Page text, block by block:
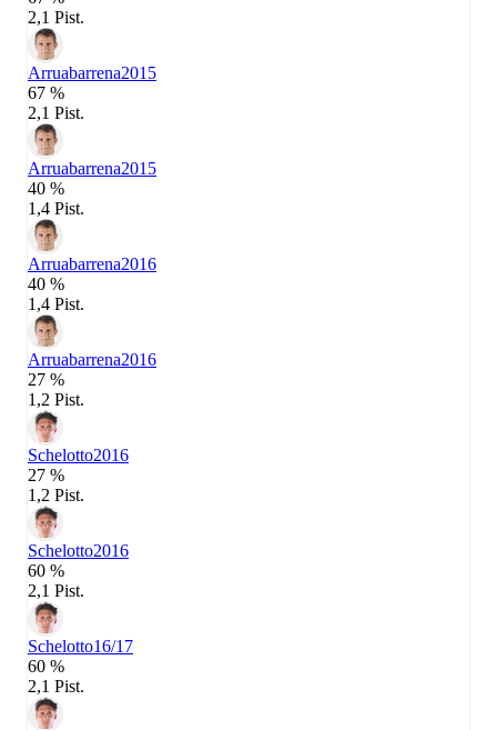
2,1 Pist.
Arruabarrena2015
67 %
2,1 Pist.
Arruabarrena2015
40 %
1,4 Pist.
Arruabarrena2016
40 %
1,4 Pist.
Arruabarrena2016
27 %
1,2 Pist.
Schelotto2016
27 %
1,2 Pist.
Schelotto2016
60 %
2,1 Pist.
Schelotto16/17
60 %
2,1 Pist.